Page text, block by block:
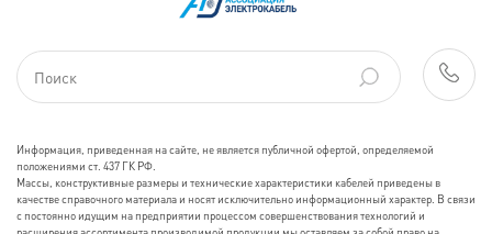
Информация, приведенная на сайте, не является публичной офертой, определяемой
положениями ст. 437 ГК РФ.
Массы, конструктивные размеры и технические характеристики кабелей приведены в
качестве справочного материала и носят исключительно информационный характер. В связи
с постоянно идущим на предприятии процессом совершенствования технологий и